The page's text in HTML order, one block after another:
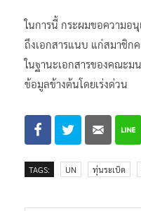
ในการนี้ กระผมขอความอ
ถึงเอกสารแนบ แก่สมาชิก
ในฐานะเอกสารของคณะม
ข้อมูลข้างต้นโดยเร่งด่วน
TAGS: UN ทุ่นระเบิด